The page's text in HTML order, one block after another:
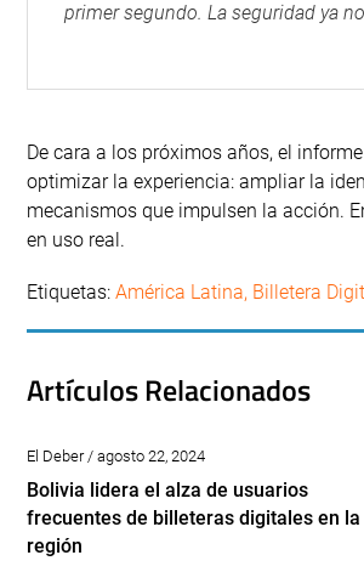
primer segundo. La seguridad ya
De cara a los próximos años, el
optimizar la experiencia: ampliar la
mecanismos que impulsen la acción.
en uso real.
Etiquetas: América Latina, Billetera
Artículos Relacionados
El Deber / agosto 22, 2024
Bolivia lidera el alza de usuarios
frecuentes de billeteras digitales en la
región